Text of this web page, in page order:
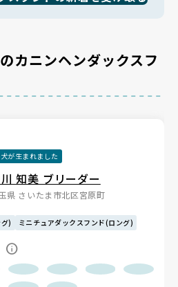
カニンヘンダックスフ
が生まれました
知美 ブリーダー
県 さいたま市北区宮原町
) ミニチュアダックスフンド(ロング)